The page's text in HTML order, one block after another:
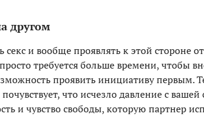
другом
секс и вообще проявлять к этой стороне
требуется больше времени, чтобы
проявить инициативу первым.
что исчезло давление с
и чувство свободы, которую партнер